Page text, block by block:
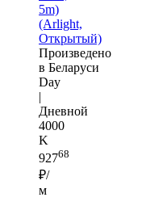
5m)
(Arlight,
Открытый)
Произведено
в Беларуси
Day
|
Дневной
4000
K
92768
₽/
м